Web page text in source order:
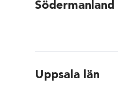
Södermanland
Uppsala län